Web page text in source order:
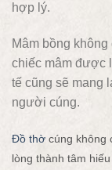
hợp lý.
Mâm bồng
chiếc mâm được
tế cũng sẽ mang
người cúng.
Đồ thờ cúng không
lòng thành tâm